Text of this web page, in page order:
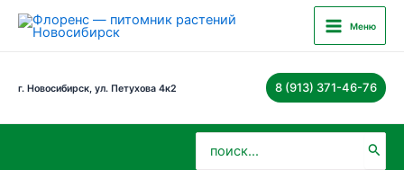
Перейти
Main
Menu
Меню
г. Новосибирск, ул. Петухова 4к2 8 (913) 371-46-76